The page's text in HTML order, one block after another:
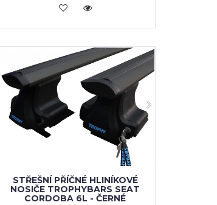
VLOŽIT DO KOŠÍKU
STŘEŠNÍ PŘÍČNÉ HLINÍKOVÉ
NOSIČE TROPHYBARS SEAT
CORDOBA 6L - ČERNÉ